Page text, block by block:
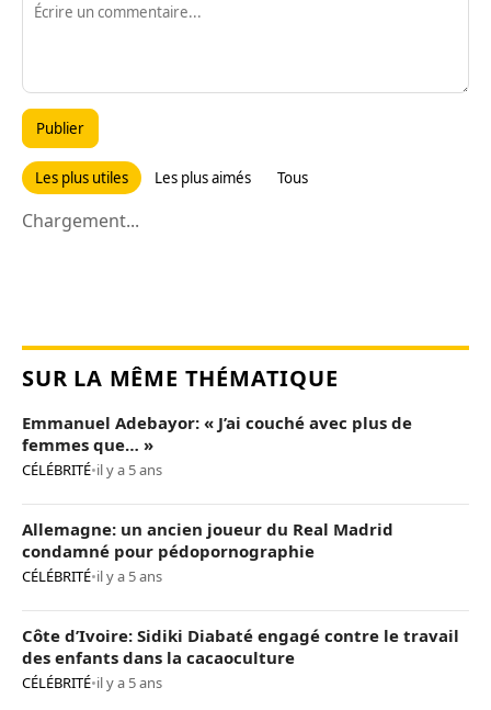
Publier
Les plus utiles Les plus aimés Tous
Chargement...
SUR LA MÊME THÉMATIQUE
Emmanuel Adebayor: « J’ai couché avec plus de
femmes que… »
CÉLÉBRITÉ•il y a 5 ans
Allemagne: un ancien joueur du Real Madrid
condamné pour pédopornographie
CÉLÉBRITÉ•il y a 5 ans
Côte d’Ivoire: Sidiki Diabaté engagé contre le travail
des enfants dans la cacaoculture
CÉLÉBRITÉ•il y a 5 ans